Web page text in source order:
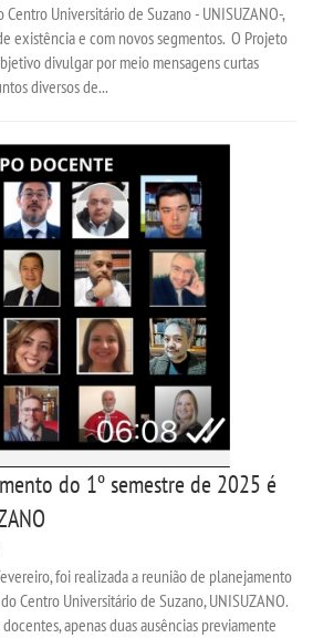
Universitário de Suzano - UNISUZANO-,
existência e com novos segmentos. O Projeto
divulgar por meio mensagens curtas
diversos de...
do 1º semestre de 2025 é
foi realizada a reunião de planejamento
Centro Universitário de Suzano, UNISUZANO.
apenas duas ausências previamente